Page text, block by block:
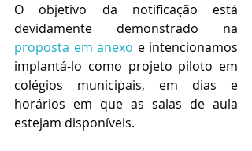
O objetivo da notificação está
proposta em anexo e intencionamos
implantá-lo como projeto piloto em
colégios municipais, em dias e
horários em que as salas de aula
estejam disponíveis.